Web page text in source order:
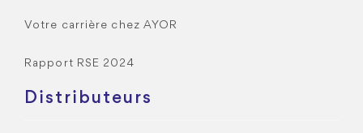
Votre carrière chez AYOR
Rapport RSE 2024
Distributeurs